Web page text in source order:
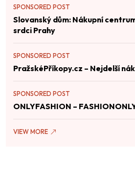
SPONSORED POST
Slovanský dům: Nákupní
srdci Prahy
SPONSORED POST
PražskéPříkopy.cz – Nejdelší
SPONSORED POST
ONLYFASHION –
VIEW MORE